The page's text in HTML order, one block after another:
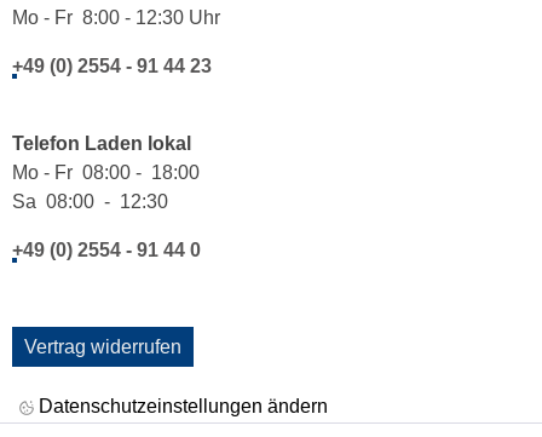
Mo - Fr 8:00 - 12:30 Uhr
+49 (0) 2554 - 91 44 23
Telefon Laden lokal
Mo - Fr 08:00 - 18:00
Sa 08:00 - 12:30
+49 (0) 2554 - 91 44 0
Vertrag widerrufen
Datenschutzeinstellungen ändern